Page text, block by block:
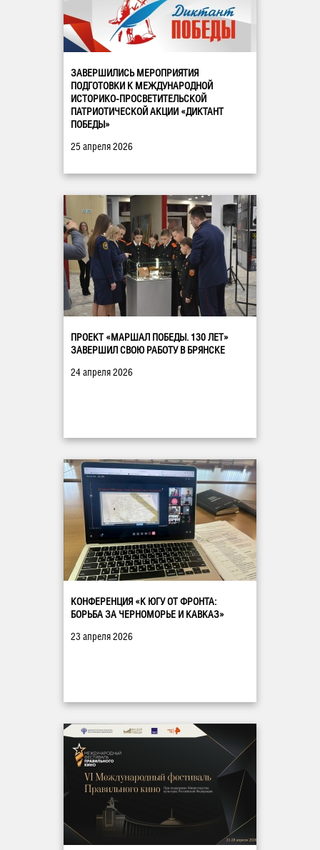
ЗАВЕРШИЛИСЬ МЕРОПРИЯТИЯ
ПОДГОТОВКИ К МЕЖДУНАРОДНОЙ
ИСТОРИКО-ПРОСВЕТИТЕЛЬСКОЙ
ПАТРИОТИЧЕСКОЙ АКЦИИ «ДИКТАНТ
ПОБЕДЫ»
25 апреля 2026
ПРОЕКТ «МАРШАЛ ПОБЕДЫ. 130 ЛЕТ»
ЗАВЕРШИЛ СВОЮ РАБОТУ В БРЯНСКЕ
24 апреля 2026
КОНФЕРЕНЦИЯ «К ЮГУ ОТ ФРОНТА:
БОРЬБА ЗА ЧЕРНОМОРЬЕ И КАВКАЗ»
23 апреля 2026